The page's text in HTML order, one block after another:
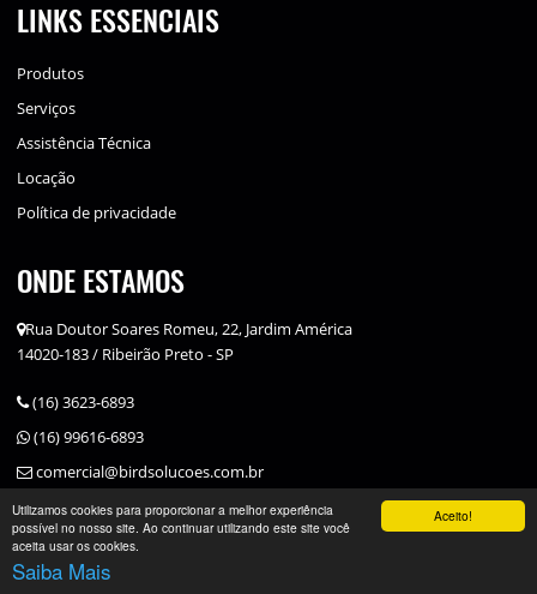
Aceito!
Utilizamos cookies para proporcionar a melhor experiência
possível no nosso site. Ao continuar utilizando este site você
aceita usar os cookies.
Saiba Mais
LINKS ESSENCIAIS
Produtos
Serviços
Assistência Técnica
Locação
Política de privacidade
ONDE ESTAMOS
Rua Doutor Soares Romeu, 22, Jardim América
14020-183 / Ribeirão Preto - SP
(16) 3623-6893
(16) 99616-6893
comercial@birdsolucoes.com.br